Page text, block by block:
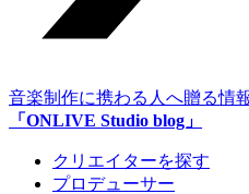
音楽制作に携わる人へ贈る情
「ONLIVE Studio blog」
クリエイターを探す
プロデューサー